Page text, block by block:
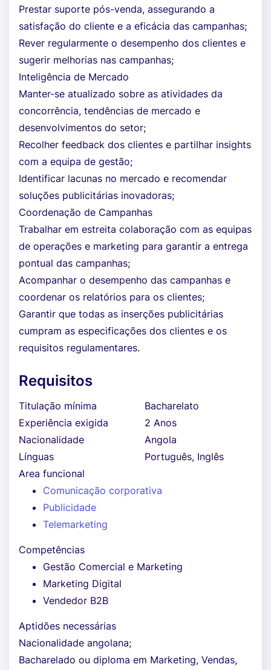
Prestar suporte pós-venda, assegurando a
satisfação do cliente e a eficácia das campanhas;
Rever regularmente o desempenho dos clientes e
sugerir melhorias nas campanhas;
Inteligência de Mercado
Manter-se atualizado sobre as atividades da
concorrência, tendências de mercado e
desenvolvimentos do setor;
Recolher feedback dos clientes e partilhar insights
com a equipa de gestão;
Identificar lacunas no mercado e recomendar
soluções publicitárias inovadoras;
Coordenação de Campanhas
Trabalhar em estreita colaboração com as equipas
de operações e marketing para garantir a entrega
pontual das campanhas;
Acompanhar o desempenho das campanhas e
coordenar os relatórios para os clientes;
Garantir que todas as inserções publicitárias
cumpram as especificações dos clientes e os
requisitos regulamentares.
Requisitos
Titulação mínima
Bacharelato
Experiência exigida
2 Anos
Nacionalidade
Angola
Línguas
Português, Inglês
Area funcional
Comunicação corporativa
Publicidade
Telemarketing
Competências
Gestão Comercial e Marketing
Marketing Digital
Vendedor B2B
Aptidões necessárias
Nacionalidade angolana;
Bacharelado ou diploma em Marketing, Vendas,